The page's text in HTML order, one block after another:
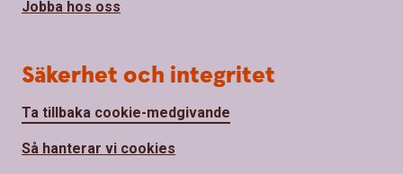
Jobba hos oss
Säkerhet och integritet
Ta tillbaka cookie-medgivande
Så hanterar vi cookies